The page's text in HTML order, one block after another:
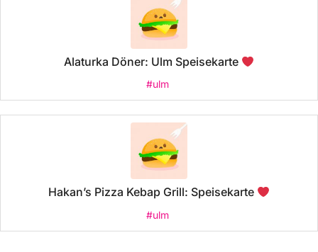
Alaturka Döner: Ulm Speisekarte
#ulm
Hakan’s Pizza Kebap Grill: Speisekarte
#ulm